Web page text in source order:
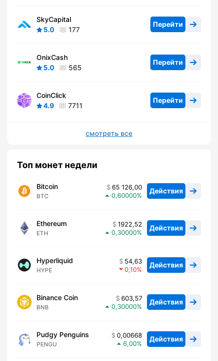
SkyCapital
5.0
177
Перейти
OnixCash
5.0
565
Перейти
CoinClick
4.9
7711
Перейти
смотреть все
Топ монет недели
Bitcoin
BTC
65 126,00
0,60000
Действия
Ethereum
ETH
1922,52
0,30000
Действия
Hyperliquid
HYPE
54,63
0,10
Действия
Binance Coin
BNB
603,57
0,30000
Действия
Pudgy Penguins
PENGU
0,00668
6,00
Действия